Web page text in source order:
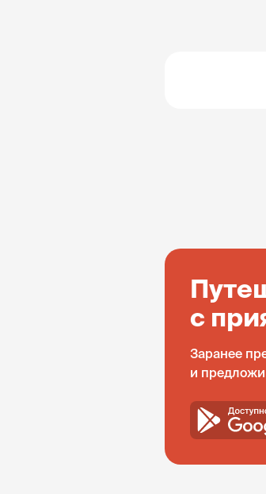
с
Заранее
и